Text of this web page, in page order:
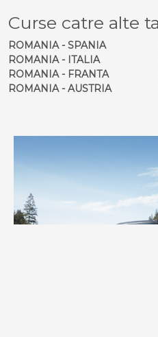
Curse catre alte
ROMANIA - SPANIA
ROMANIA - ITALIA
ROMANIA - FRANTA
ROMANIA - AUSTRIA